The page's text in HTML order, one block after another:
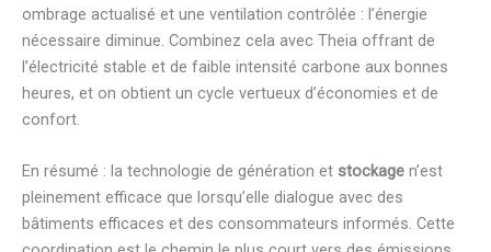
ombrage actualisé et une ventilation contrôlée : l’énergie
nécessaire diminue. Combinez cela avec Theia offrant de
l’électricité stable et de faible intensité carbone aux bonnes
heures, et on obtient un cycle vertueux d’économies et de
confort.
En résumé : la technologie de génération et stockage n’est
pleinement efficace que lorsqu’elle dialogue avec des
bâtiments efficaces et des consommateurs informés. Cette